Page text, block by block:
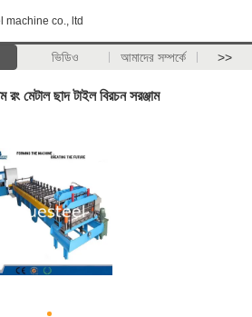
machine co., ltd
ভিডিও আমাদের সম্পর্কে >>
মেটাল ছাদ টাইল বিরচন সরঞ্জাম